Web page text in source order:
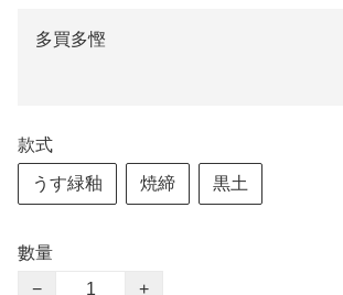
多買多慳
款式
うす緑釉 焼締 黒土
數量
−
+